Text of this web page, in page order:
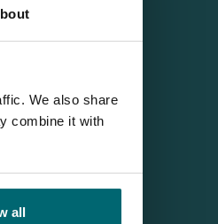
We also share
combine it with
all